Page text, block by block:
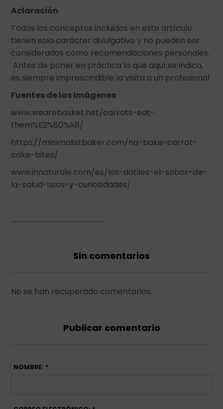
Aclaración
Todos los conceptos incluidos en este artículo
tienen solo carácter divulgativo y no pueden ser
considerados como recomendaciones personales.
Antes de poner en práctica lo que aquí se indica,
es siempre imprescindible la visita a un profesional
Fuentes de las imágenes
www.wearebasket.net/carrots-eat-
them%E2%80%A8/
https://minimalistbaker.com/no-bake-carrot-
cake-bites/
www.innaturale.com/es/los-datiles-el-sabor-de-
la-salud-usos-y-curiosidades/
……………………………………………………..
Sin comentarios
No se han recuperado comentarios.
Publicar comentario
NOMBRE: *